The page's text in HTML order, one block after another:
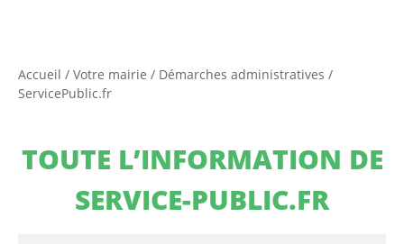
Accueil / Votre mairie / Démarches administratives /
ServicePublic.fr
TOUTE L’INFORMATION DE
SERVICE-PUBLIC.FR